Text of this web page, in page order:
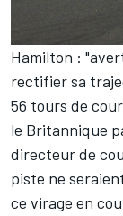
Hamilton :
rectifier sa
56 tours de
le Britannique
directeur de
piste ne
ce virage en